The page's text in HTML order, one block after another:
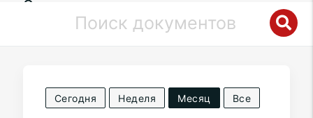
Органы местного самоуправления
муниципального округа
Филимонковскийв городе Москве
Сегодня Неделя Месяц Все